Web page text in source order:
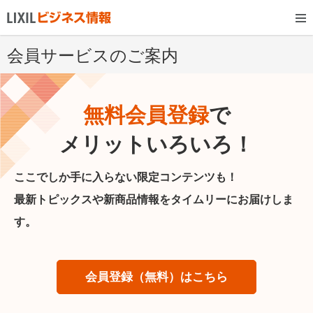
会員サービスのご案内
無料会員登録で
メリットいろいろ！
ここでしか手に入らない限定コンテンツも！
最新トピックスや新商品情報をタイムリーにお届けしま
す。
会員登録（無料）はこちら